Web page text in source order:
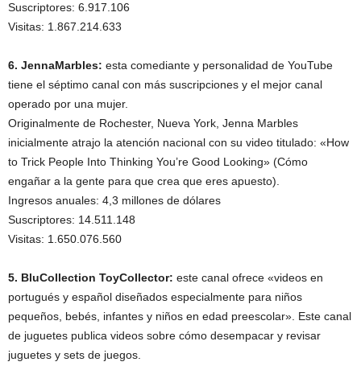
Suscriptores: 6.917.106
Visitas: 1.867.214.633
6. JennaMarbles: esta comediante y personalidad de YouTube
tiene el séptimo canal con más suscripciones y el mejor canal
operado por una mujer.
Originalmente de Rochester, Nueva York, Jenna Marbles
inicialmente atrajo la atención nacional con su video titulado: «How
to Trick People Into Thinking You’re Good Looking» (Cómo
engañar a la gente para que crea que eres apuesto).
Ingresos anuales: 4,3 millones de dólares
Suscriptores: 14.511.148
Visitas: 1.650.076.560
5. BluCollection ToyCollector: este canal ofrece «videos en
portugués y español diseñados especialmente para niños
pequeños, bebés, infantes y niños en edad preescolar». Este canal
de juguetes publica videos sobre cómo desempacar y revisar
juguetes y sets de juegos.